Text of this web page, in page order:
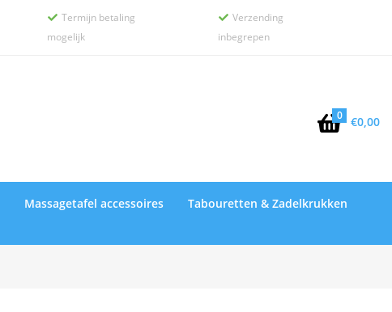
 Termijn betaling
mogelijk
 Verzending
inbegrepen
0 €0,00
Massagetafel accessoires
Tabouretten & Zadelkrukken